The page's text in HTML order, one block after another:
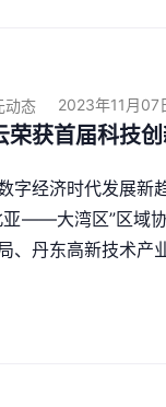
动态 2023年11月07
荣获首届科技创
字经济时代发展新
亚——大湾区”区域
、丹东高新技术产